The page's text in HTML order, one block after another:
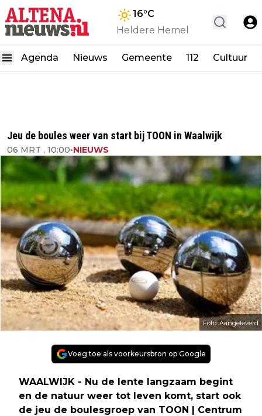
16°C
Heldere Hemel
Agenda Nieuws Gemeente 112 Cultuur
Jeu de boules weer van start bij TOON in Waalwijk
06 MRT , 10:00•NIEUWS
Foto: Aangeleverd
Voeg toe als voorkeursbron op Google
WAALWIJK - Nu de lente langzaam begint
en de natuur weer tot leven komt, start ook
de jeu de boulesgroep van TOON | Centrum